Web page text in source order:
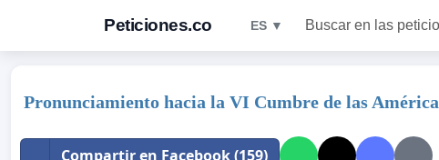
Peticiones.co ES ▼ Buscar en las
Pronunciamiento hacia la VI Cumbre de las
Compartir en Facebook (159)